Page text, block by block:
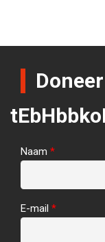
Naam *
E-mail *